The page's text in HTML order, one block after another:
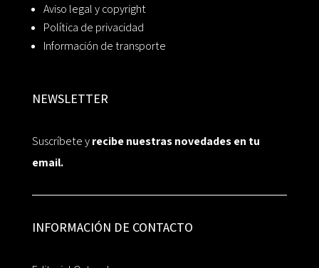
Aviso legal y copyright
Política de privacidad
Información de transporte
NEWSLETTER
Suscríbete yrecibe nuestras novedades en tu
email.
INFORMACIÓN DE CONTACTO